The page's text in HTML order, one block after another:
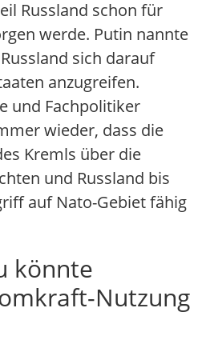
Russland schon für
werde. Putin nannte
sich darauf
anzugreifen.
und Fachpolitiker
wieder, dass die
Kremls über die
und Russland bis
auf Nato-Gebiet fähig
könnte
Nutzung